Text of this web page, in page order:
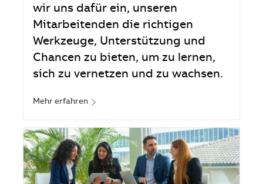
wir uns dafür ein, unseren
Mitarbeitenden die richtigen
Werkzeuge, Unterstützung und
Chancen zu bieten, um zu lernen,
sich zu vernetzen und zu wachsen.
Mehr erfahren